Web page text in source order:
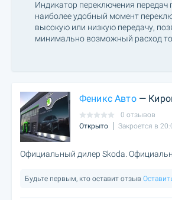
Индикатор переключения передач
наиболее удобный момент
высокую или низкую передачу,
минимально возможный расход
Феникс Авто—
0 отзывов
Открыто
Закроется в
Официальный дилер Skoda.
Будьте первым, кто оставит отзыв